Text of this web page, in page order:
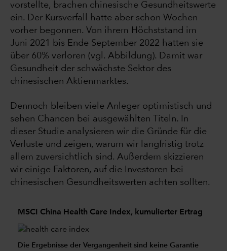
vorstellte, brachen chinesische Gesundheitswerte
ein. Der Kursverfall hatte aber schon Wochen
vorher begonnen. Von ihrem Höchststand im
Juni 2021 bis Ende September 2022 hatten sie
über 60% verloren (vgl. Abbildung). Damit war
Gesundheit der schwächste Sektor des
chinesischen Aktienmarktes.
Dennoch bleiben viele Anleger optimistisch und
sehen Chancen bei ausgewählten Titeln. In
dieser Studie analysieren wir die Gründe für die
Verluste und zeigen, warum wir langfristig trotz
allem zuversichtlich sind. Außerdem skizzieren
wir einige Faktoren, auf die Investoren bei
chinesischen Gesundheitswerten achten sollten.
MSCI China Health Care Index, kumulierter Ertrag
Die Ergebnisse der Vergangenheit sind keine Garantie